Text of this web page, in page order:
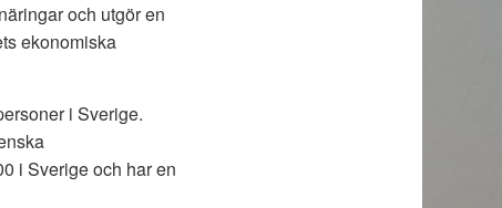
och utgör en
ekonomiska
i Sverige.
i Sverige och har en